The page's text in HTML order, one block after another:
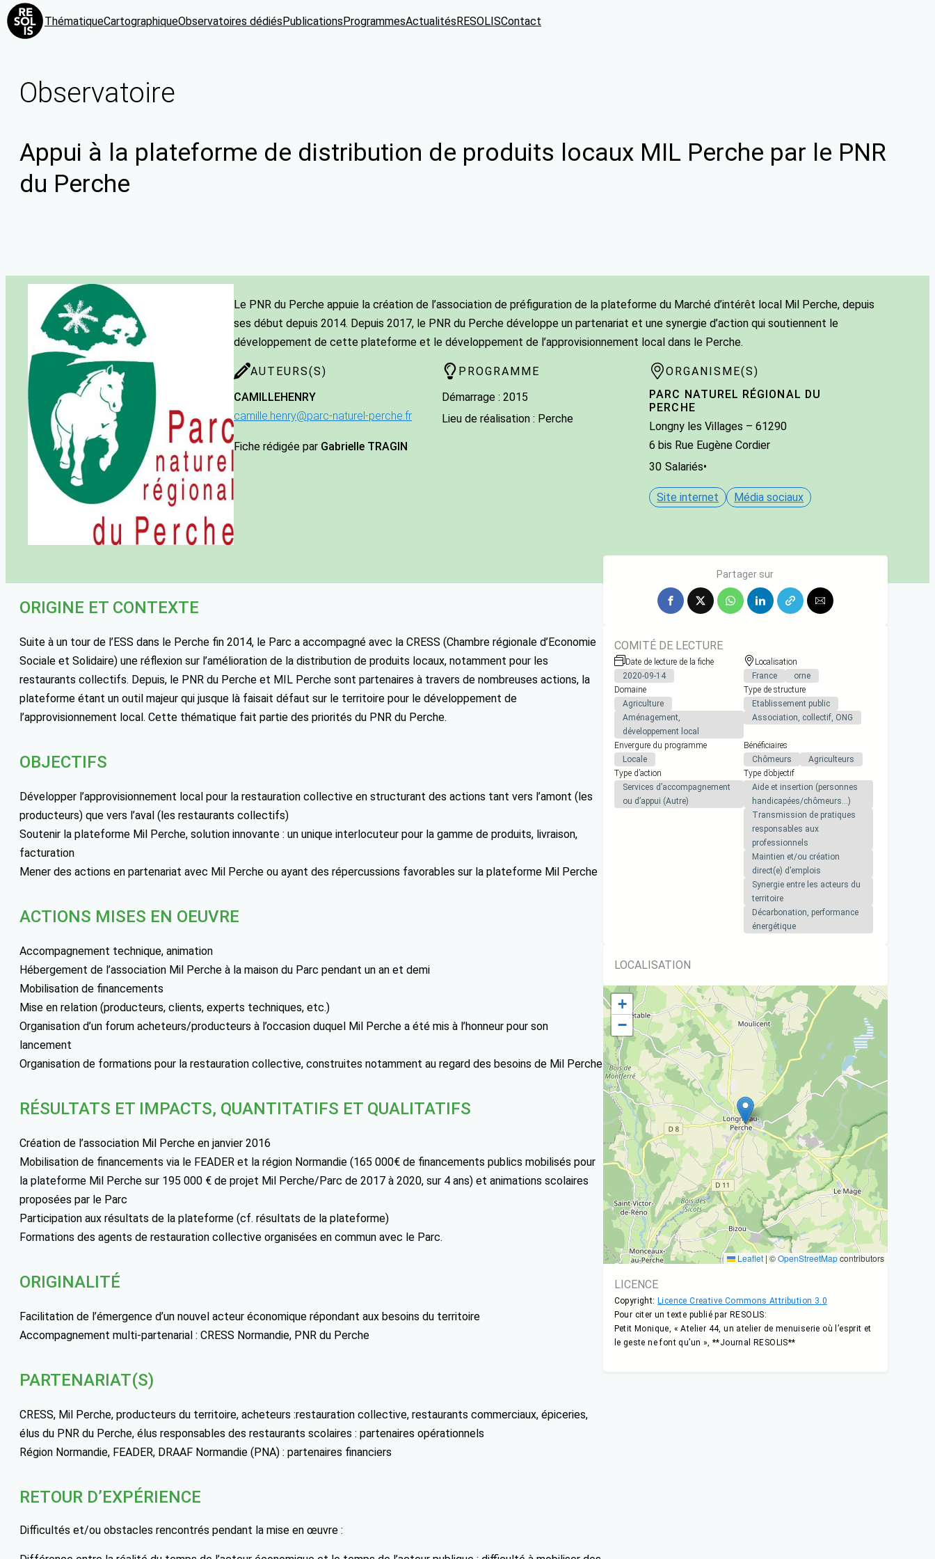
ThématiqueCartographiqueObservatoires dédiésPublicationsProgrammesActualitésRESOLISContact
Observatoire
Appui à la plateforme de distribution de produits locaux MIL Perche par le PNR
du Perche
Le PNR du Perche appuie la création de l’association de préfiguration de la plateforme du Marché d’intérêt local Mil Perche, depuis
ses début depuis 2014. Depuis 2017, le PNR du Perche développe un partenariat et une synergie d’action qui soutiennent le
développement de cette plateforme et le développement de l’approvisionnement local dans le Perche.
AUTEURS(S)
CAMILLEHENRY
camille.henry@parc-naturel-perche.fr
Fiche rédigée par Gabrielle TRAGIN
PROGRAMME
Démarrage : 2015
Lieu de réalisation : Perche
ORGANISME(S)
PARC NATUREL RÉGIONAL DU
PERCHE
Longny les Villages – 61290
6 bis Rue Eugène Cordier
30 Salariés•
Site internet Média sociaux
ORIGINE ET CONTEXTE
Suite à un tour de l’ESS dans le Perche fin 2014, le Parc a accompagné avec la CRESS (Chambre régionale d’Economie
Sociale et Solidaire) une réflexion sur l’amélioration de la distribution de produits locaux, notamment pour les
restaurants collectifs. Depuis, le PNR du Perche et MIL Perche sont partenaires à travers de nombreuses actions, la
plateforme étant un outil majeur qui jusque là faisait défaut sur le territoire pour le développement de
l’approvisionnement local. Cette thématique fait partie des priorités du PNR du Perche.
OBJECTIFS
Développer l’approvisionnement local pour la restauration collective en structurant des actions tant vers l’amont (les
producteurs) que vers l’aval (les restaurants collectifs)
Soutenir la plateforme Mil Perche, solution innovante : un unique interlocuteur pour la gamme de produits, livraison,
facturation
Mener des actions en partenariat avec Mil Perche ou ayant des répercussions favorables sur la plateforme Mil Perche
ACTIONS MISES EN OEUVRE
Accompagnement technique, animation
Hébergement de l’association Mil Perche à la maison du Parc pendant un an et demi
Mobilisation de financements
Mise en relation (producteurs, clients, experts techniques, etc.)
Organisation d’un forum acheteurs/producteurs à l’occasion duquel Mil Perche a été mis à l’honneur pour son
lancement
Organisation de formations pour la restauration collective, construites notamment au regard des besoins de Mil Perche
RÉSULTATS ET IMPACTS, QUANTITATIFS ET QUALITATIFS
Création de l’association Mil Perche en janvier 2016
Mobilisation de financements via le FEADER et la région Normandie (165 000€ de financements publics mobilisés pour
la plateforme Mil Perche sur 195 000 € de projet Mil Perche/Parc de 2017 à 2020, sur 4 ans) et animations scolaires
proposées par le Parc
Participation aux résultats de la plateforme (cf. résultats de la plateforme)
Formations des agents de restauration collective organisées en commun avec le Parc.
ORIGINALITÉ
Facilitation de l’émergence d’un nouvel acteur économique répondant aux besoins du territoire
Accompagnement multi-partenarial : CRESS Normandie, PNR du Perche
PARTENARIAT(S)
CRESS, Mil Perche, producteurs du territoire, acheteurs :restauration collective, restaurants commerciaux, épiceries,
élus du PNR du Perche, élus responsables des restaurants scolaires : partenaires opérationnels
Région Normandie, FEADER, DRAAF Normandie (PNA) : partenaires financiers
RETOUR D’EXPÉRIENCE
Difficultés et/ou obstacles rencontrés pendant la mise en œuvre :
Partager sur
COMITÉ DE LECTURE
Date de lecture de la fiche
2020-09-14
Localisation
France
orne
Domaine
Agriculture
Aménagement,
développement local
Type de structure
Etablissement public
Association, collectif, ONG
Envergure du programme
Locale
Bénéficiaires
Chômeurs
Agriculteurs
Type d’action
Services d’accompagnement
ou d’appui (Autre)
Type d’objectif
Aide et insertion (personnes
handicapées/chômeurs…)
Transmission de pratiques
responsables aux
professionnels
Maintien et/ou création
direct(e) d’emplois
Synergie entre les acteurs du
territoire
Décarbonation, performance
énergétique
LOCALISATION
+
−
Leaflet | ©OpenStreetMapcontributors
LICENCE
Copyright: Licence Creative Commons Attribution 3.0
Pour citer un texte publié par RESOLIS:
Petit Monique, « Atelier 44, un atelier de menuiserie où l’esprit et
le geste ne font qu’un », **Journal RESOLIS**